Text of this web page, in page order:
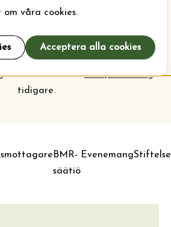
om våra cookies.
Acceptera alla cookies
kan sökas. För läger kan bidrag
är det september som
prioriteringarnainför nästa
och vem som harbeviljats bidrag
tidigare.
BMR-
säätiö
Evenemang